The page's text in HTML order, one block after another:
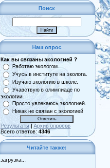
Поиск
Наш опрос
Как вы связаны экологией ?
Работаю экологом.
Учусь в институте на эколога.
Изучаю экологию в школе.
Учавствую в олимпиаде по
экологии.
Просто увлекаюсь экологией.
Никак не связан с экологией
Результаты | Архив опросов
Всего ответов: 4346
Читайте также:
загрузка...